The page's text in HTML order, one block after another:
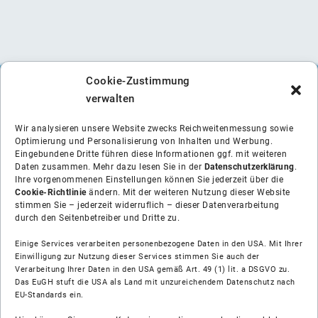
Cookie-Zustimmung
verwalten
Wir analysieren unsere Website zwecks Reichweitenmessung sowie
Optimierung und Personalisierung von Inhalten und Werbung.
Eingebundene Dritte führen diese Informationen ggf. mit weiteren
Daten zusammen. Mehr dazu lesen Sie in der Datenschutzerklärung.
Ihre vorgenommenen Einstellungen können Sie jederzeit über die
Cookie-Richtlinieändern. Mit der weiteren Nutzung dieser Website
stimmen Sie – jederzeit widerruflich – dieser Datenverarbeitung
durch den Seitenbetreiber und Dritte zu.
Einige Services verarbeiten personenbezogene Daten in den USA. Mit Ihrer
Einwilligung zur Nutzung dieser Services stimmen Sie auch der
Verarbeitung Ihrer Daten in den USA gemäß Art. 49 (1) lit. a DSGVO zu.
Das EuGH stuft die USA als Land mit unzureichendem Datenschutz nach
EU-Standards ein.
Über uns